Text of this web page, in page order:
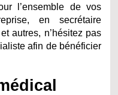
l’ensemble de vos
en secrétaire
autres, n’hésitez pas
afin de bénéficier